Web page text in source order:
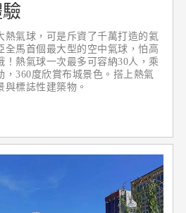
熱氣球，可是斥資了千萬打造的氦
全馬首個最大型的空中氣球，怕高
！熱氣球一次最多可容納30人，乘
360度欣賞布城景色。搭上熱氣
標誌性建築物。